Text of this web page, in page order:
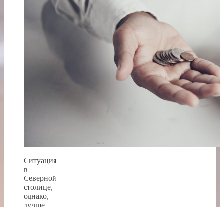
Ситуация
в
Северной
столице,
однако,
лучше,